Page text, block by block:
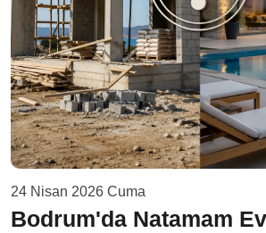
24 Nisan 2026 Cuma
Bodrum'da Natamam